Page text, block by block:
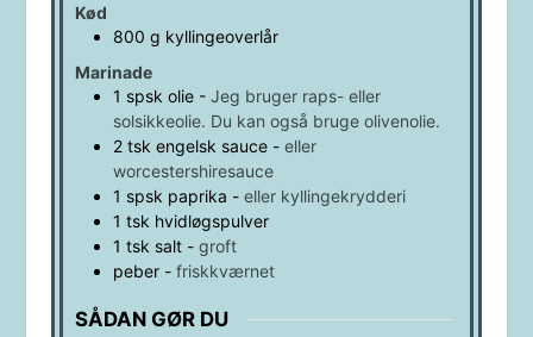
Kød
800 g kyllingeoverlår
Marinade
1 spsk olie- Jeg bruger raps- eller
solsikkeolie. Du kan også bruge olivenolie.
2 tsk engelsk sauce- eller
worcestershiresauce
1 spsk paprika - eller kyllingekrydderi
1 tsk hvidløgspulver
1 tsk salt- groft
peber- friskkværnet
SÅDAN GØR DU